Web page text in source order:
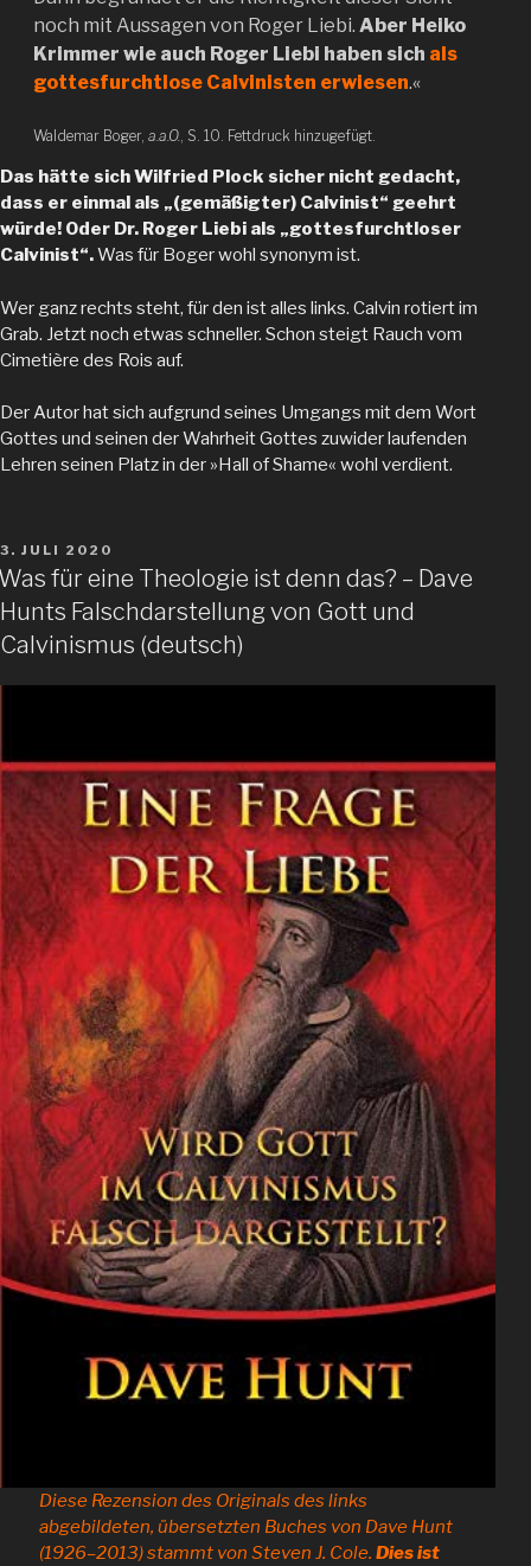
noch mit Aussagen von Roger Liebi. Aber Heiko
Krimmer wie auch Roger Liebi haben sich als
gottesfurchtlose Calvinisten erwiesen.«
Waldemar Boger, a.a.O., S. 10. Fettdruck hinzugefügt.
Das hätte sich Wilfried Plock sicher nicht gedacht,
dass er einmal als „(gemäßigter) Calvinist“ geehrt
würde! Oder Dr. Roger Liebi als „gottesfurchtloser
Calvinist“.Was für Boger wohl synonym ist.
Wer ganz rechts steht, für den ist alles links. Calvin rotiert im
Grab. Jetzt noch etwas schneller. Schon steigt Rauch vom
Cimetière des Rois auf.
Der Autor hat sich aufgrund seines Umgangs mit dem Wort
Gottes und seinen der Wahrheit Gottes zuwider laufenden
Lehren seinen Platz in der »Hall of Shame« wohl verdient.
VERÖFFENTLICHT
AM
3. JULI 2020
für eine Theologie ist denn das? – Dave
Hunts Falschdarstellung von Gott und
Calvinismus (deutsch)
Diese Rezension des Originals des links
abgebildeten, übersetzten Buches von Dave Hunt
(1926–2013) stammt von Steven J. Cole.Dies ist